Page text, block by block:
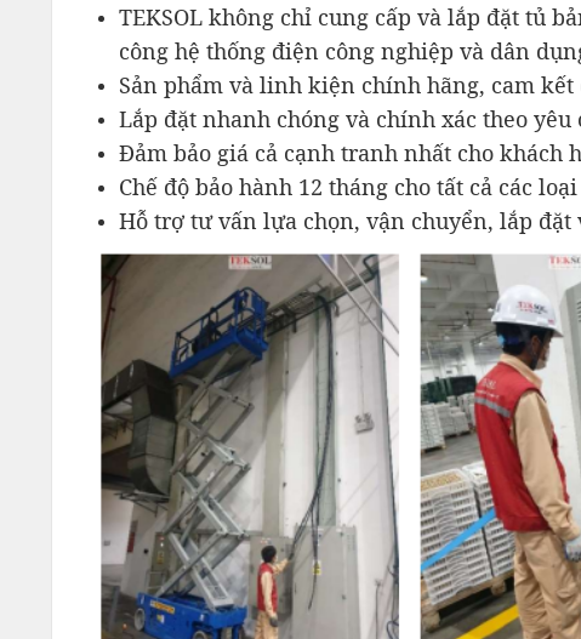
TEKSOL không chỉ cung cấp và lắp đặt tủ
công hệ thống điện công nghiệp và dân
Sản phẩm và linh kiện chính hãng, cam
Lắp đặt nhanh chóng và chính xác theo yêu
Đảm bảo giá cả cạnh tranh nhất cho khách
Chế độ bảo hành 12 tháng cho tất cả các
Hỗ trợ tư vấn lựa chọn, vận chuyển, lắp